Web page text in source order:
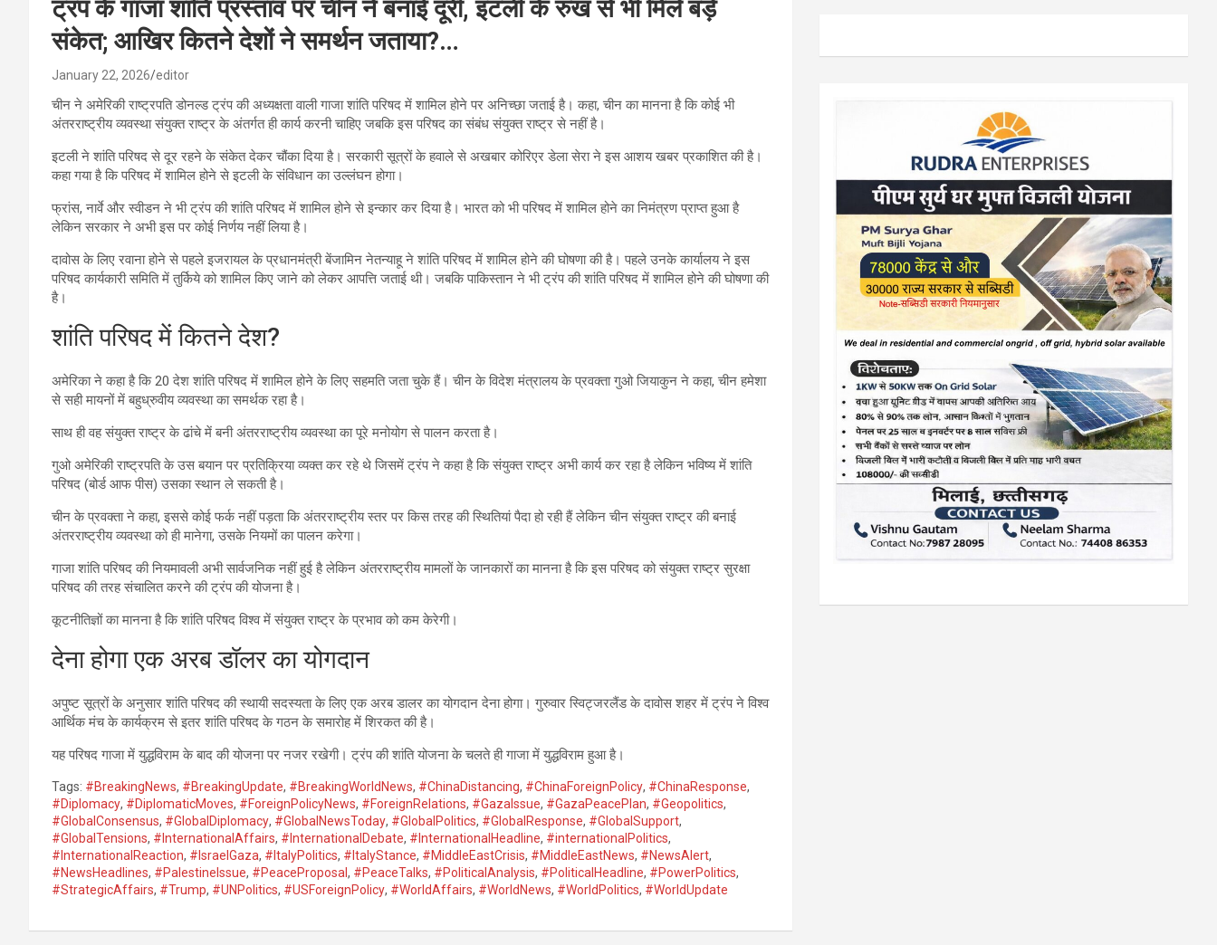
ट्रंप के गाजा शांति प्रस्ताव पर चीन ने बनाई दूरी, इटली के रुख से भी मिले बड़े
संकेत; आखिर कितने देशों ने समर्थन जताया?…
January 22, 2026 editor
चीन ने अमेरिकी राष्ट्रपति डोनल्ड ट्रंप की अध्यक्षता वाली गाजा शांति परिषद में शामिल होने पर अनिच्छा जताई है। कहा, चीन का मानना है कि कोई भी
अंतरराष्ट्रीय व्यवस्था संयुक्त राष्ट्र के अंतर्गत ही कार्य करनी चाहिए जबकि इस परिषद का संबंध संयुक्त राष्ट्र से नहीं है।
इटली ने शांति परिषद से दूर रहने के संकेत देकर चौंका दिया है। सरकारी सूत्रों के हवाले से अखबार कोरिएर डेला सेरा ने इस आशय खबर प्रकाशित की है।
कहा गया है कि परिषद में शामिल होने से इटली के संविधान का उल्लंघन होगा।
फ्रांस, नार्वे और स्वीडन ने भी ट्रंप की शांति परिषद में शामिल होने से इन्कार कर दिया है। भारत को भी परिषद में शामिल होने का निमंत्रण प्राप्त हुआ है
लेकिन सरकार ने अभी इस पर कोई निर्णय नहीं लिया है।
दावोस के लिए रवाना होने से पहले इजरायल के प्रधानमंत्री बेंजामिन नेतन्याहू ने शांति परिषद में शामिल होने की घोषणा की है। पहले उनके कार्यालय ने इस
परिषद कार्यकारी समिति में तुर्किये को शामिल किए जाने को लेकर आपत्ति जताई थी। जबकि पाकिस्तान ने भी ट्रंप की शांति परिषद में शामिल होने की घोषणा की
है।
शांति परिषद में कितने देश?
अमेरिका ने कहा है कि 20 देश शांति परिषद में शामिल होने के लिए सहमति जता चुके हैं। चीन के विदेश मंत्रालय के प्रवक्ता गुओ जियाकुन ने कहा, चीन हमेशा
से सही मायनों में बहुध्रुवीय व्यवस्था का समर्थक रहा है।
साथ ही वह संयुक्त राष्ट्र के ढांचे में बनी अंतरराष्ट्रीय व्यवस्था का पूरे मनोयोग से पालन करता है।
गुओ अमेरिकी राष्ट्रपति के उस बयान पर प्रतिक्रिया व्यक्त कर रहे थे जिसमें ट्रंप ने कहा है कि संयुक्त राष्ट्र अभी कार्य कर रहा है लेकिन भविष्य में शांति
परिषद (बोर्ड आफ पीस) उसका स्थान ले सकती है।
चीन के प्रवक्ता ने कहा, इससे कोई फर्क नहीं पड़ता कि अंतरराष्ट्रीय स्तर पर किस तरह की स्थितियां पैदा हो रही हैं लेकिन चीन संयुक्त राष्ट्र की बनाई
अंतरराष्ट्रीय व्यवस्था को ही मानेगा, उसके नियमों का पालन करेगा।
गाजा शांति परिषद की नियमावली अभी सार्वजनिक नहीं हुई है लेकिन अंतरराष्ट्रीय मामलों के जानकारों का मानना है कि इस परिषद को संयुक्त राष्ट्र सुरक्षा
परिषद की तरह संचालित करने की ट्रंप की योजना है।
कूटनीतिज्ञों का मानना है कि शांति परिषद विश्व में संयुक्त राष्ट्र के प्रभाव को कम केरेगी।
देना होगा एक अरब डॉलर का योगदान
अपुष्ट सूत्रों के अनुसार शांति परिषद की स्थायी सदस्यता के लिए एक अरब डालर का योगदान देना होगा। गुरुवार स्विट्जरलैंड के दावोस शहर में ट्रंप ने विश्व
आर्थिक मंच के कार्यक्रम से इतर शांति परिषद के गठन के समारोह में शिरकत की है।
यह परिषद गाजा में युद्धविराम के बाद की योजना पर नजर रखेगी। ट्रंप की शांति योजना के चलते ही गाजा में युद्धविराम हुआ है।
Tags: #BreakingNews, #BreakingUpdate, #BreakingWorldNews, #ChinaDistancing, #ChinaForeignPolicy, #ChinaResponse,
#Diplomacy, #DiplomaticMoves, #ForeignPolicyNews, #ForeignRelations, #GazaIssue, #GazaPeacePlan, #Geopolitics,
#GlobalConsensus, #GlobalDiplomacy, #GlobalNewsToday, #GlobalPolitics, #GlobalResponse, #GlobalSupport,
#GlobalTensions, #InternationalAffairs, #InternationalDebate, #InternationalHeadline, #internationalPolitics,
#InternationalReaction, #IsraelGaza, #ItalyPolitics, #ItalyStance, #MiddleEastCrisis, #MiddleEastNews, #NewsAlert,
#NewsHeadlines, #PalestineIssue, #PeaceProposal , #PeaceTalks, #PoliticalAnalysis, #PoliticalHeadline, #PowerPolitics,
#StrategicAffairs, #Trump, #UNPolitics, #USForeignPolicy, #WorldAffairs, #WorldNews, #WorldPolitics, #WorldUpdate